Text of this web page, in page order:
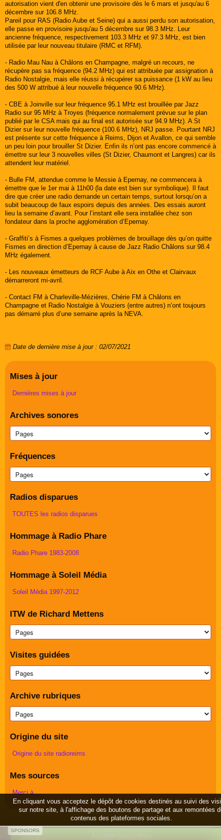
autorisation vient d'en obtenir une provisoire dès le 6 mars et jusqu'au 6
décembre sur 106.8 MHz.
Pareil pour RAS (Radio Aube et Seine) qui a aussi perdu son autorisation,
elle passe en provisoire jusqu'au 5 décembre sur 98.3 MHz. Leur
ancienne fréquence, respectivement 103.3 MHz et 97.3 MHz, est bien
utilisée par leur nouveau titulaire (RMC et RFM).
- Radio Mau Nau à Châlons en Champagne, malgré un recours, ne
récupère pas sa fréquence (94.2 MHz) qui est attribuée par assignation à
Radio Nostalgie, mais elle réussi à récupérer sa puissance (1 kW au lieu
des 500 W attribué à leur nouvelle fréquence 90.6 MHz).
- CBE à Joinville sur leur fréquence 95.1 MHz est brouillée par Jazz
Radio sur 95 MHz à Troyes (fréquence normalement prévue sur le plan
publié par le CSA mais qui au final est autorisée sur 94.9 MHz). A St
Dizier sur leur nouvelle fréquence (100.6 MHz), NRJ passe. Pourtant NRJ
est présente sur cette fréquence à Reims, Dijon et Avallon, ce qui semble
un peu loin pour brouiller St Dizier. Enfin ils n’ont pas encore commencé à
émettre sur leur 3 nouvelles villes (St Dizier, Chaumont et Langres) car ils
attendent leur matériel.
- Bulle FM, attendue comme le Messie à Epernay, ne commencera à
émettre que le 1er mai à 11h00 (la date est bien sur symbolique). Il faut
dire que créer une radio demande un certain temps, surtout lorsqu’on a
subit beaucoup de faux espoirs depuis des années. Des essais auront
lieu la semaine d’avant. Pour l’instant elle sera installée chez son
fondateur dans la proche agglomération d’Epernay.
- Graffiti’s à Fismes a quelques problèmes de brouillage dès qu’on quitte
Fismes en direction d’Epernay à cause de Jazz Radio Châlons sur 98.4
MHz également.
- Les nouveaux émetteurs de RCF Aube à Aix en Othe et Clairvaux
démarreront mi-avril.
- Contact FM à Charleville-Mézières, Chérie FM à Châlons en
Champagne et Radio Nostalgie à Vouziers (entre autres) n’ont toujours
pas démarré plus d’une semaine après la NEVA.
Date de dernière mise à jour : 02/07/2021
Mises à jour
Dernières mises à jour
Archives sonores
Fréquences
Radios disparues
TOUTES les radios disparues
Hommage à Radio Phare
Radio Phare 1983-2008
Hommage à Soleil Média
Soleil Média 1997-2012
ITW de Richard Mettens
Visites guidées
Archive rubriques
Origine du site
Origine du site radioreims
Mes sources
Merci à ...
SPONSORS
En cliquant vous acceptez le dépôt de cookies destinés au suivi des
sur notre site, à l'affichage des boutons de partage et aux remontées
contenus des plateformes sociales.
Accepter les cookies